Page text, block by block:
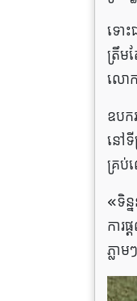
ទោះ
ត្រឹម
លោក
ឧបក
នៅទី
គ្រប់
«ទិន្
ការ
ភ្លា